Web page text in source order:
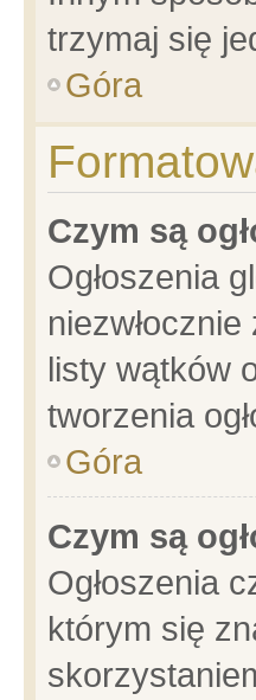
trzymaj się
Góra
Czym są
Ogłoszenia
listy wątków
tworzenia
Góra
Czym są
Ogłoszenia
którym się